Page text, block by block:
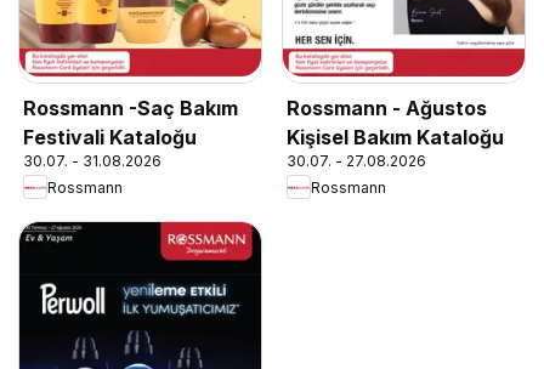
Rossmann -Saç Bakım
Festivali Kataloğu
30.07. - 31.08.2026
Rossmann
Rossmann - Ağustos
Kişisel Bakım Kataloğu
30.07. - 27.08.2026
Rossmann